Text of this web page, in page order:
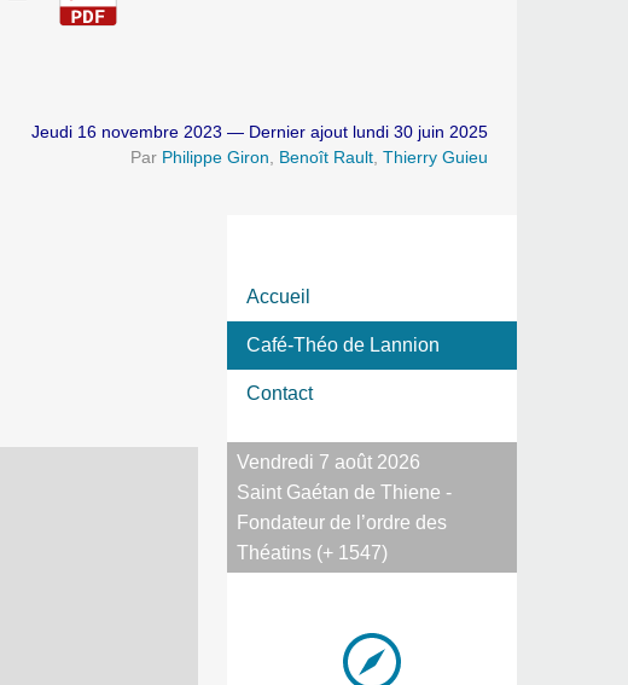
Jeudi 16 novembre 2023 — Dernier ajout lundi 30 juin 2025
Par Philippe Giron Benoît Rault Thierry Guieu
Accueil
Café-Théo de Lannion
Contact
Vendredi 7 août 2026
Saint Gaétan de Thiene -
Fondateur de l’ordre des
Théatins (+ 1547)